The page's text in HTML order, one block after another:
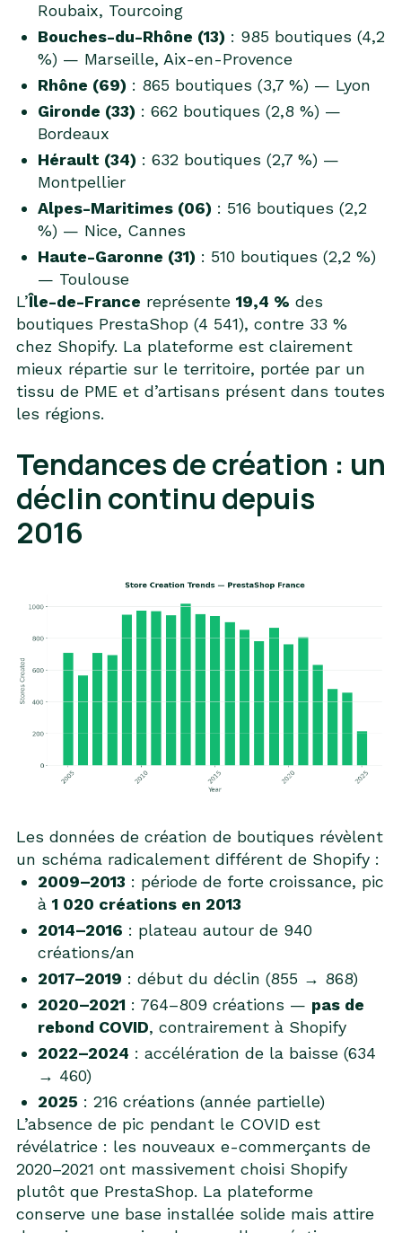
Roubaix, Tourcoing
Bouches-du-Rhône (13) : 985 boutiques (4,2
%) — Marseille, Aix-en-Provence
Rhône (69) : 865 boutiques (3,7 %) — Lyon
Gironde (33) : 662 boutiques (2,8 %) —
Bordeaux
Hérault (34) : 632 boutiques (2,7 %) —
Montpellier
Alpes-Maritimes (06) : 516 boutiques (2,2
%) — Nice, Cannes
Haute-Garonne (31) : 510 boutiques (2,2 %)
— Toulouse
L’Île-de-France représente 19,4 % des
boutiques PrestaShop (4 541), contre 33 %
chez Shopify. La plateforme est clairement
mieux répartie sur le territoire, portée par un
tissu de PME et d’artisans présent dans toutes
les régions.
Tendances de création : un
déclin continu depuis
2016
Les données de création de boutiques révèlent
un schéma radicalement différent de Shopify :
2009–2013 : période de forte croissance, pic
à 1 020 créations en 2013
2014–2016 : plateau autour de 940
créations/an
2017–2019 : début du déclin (855 → 868)
2020–2021 : 764–809 créations — pas de
rebond COVID, contrairement à Shopify
2022–2024 : accélération de la baisse (634
→ 460)
2025 : 216 créations (année partielle)
L’absence de pic pendant le COVID est
révélatrice : les nouveaux e-commerçants de
2020–2021 ont massivement choisi Shopify
plutôt que PrestaShop. La plateforme
conserve une base installée solide mais attire